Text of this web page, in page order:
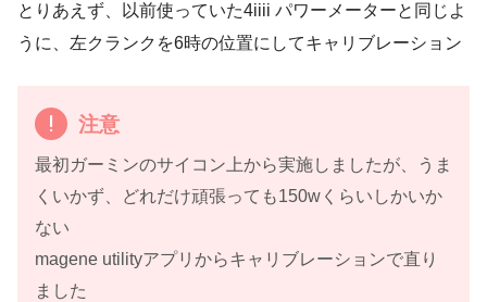
とりあえず、以前使っていた4iiii パワーメーターと同じよ
うに、左クランクを6時の位置にしてキャリブレーション
注意
最初ガーミンのサイコン上から実施しましたが、うま
くいかず、どれだけ頑張っても150wくらいしかいか
ない
magene utilityアプリからキャリブレーションで直り
ました